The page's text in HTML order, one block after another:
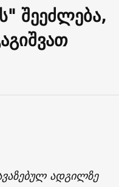
შეეძლება,
ადგილზე